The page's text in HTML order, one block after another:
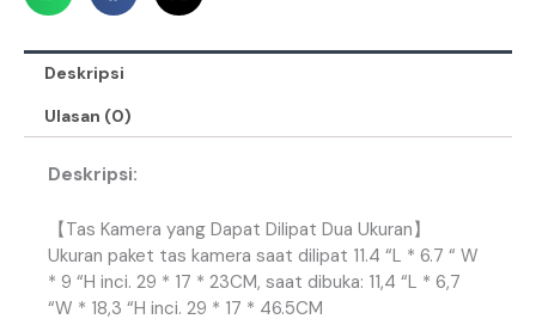
Deskripsi
Ulasan (0)
Deskripsi:
【Tas Kamera yang Dapat Dilipat Dua Ukuran】
Ukuran paket tas kamera saat dilipat 11.4 “L * 6.7 “ W
* 9 “H inci. 29 * 17 * 23CM, saat dibuka: 11,4 “L * 6,7
“W * 18,3 “H inci. 29 * 17 * 46.5CM